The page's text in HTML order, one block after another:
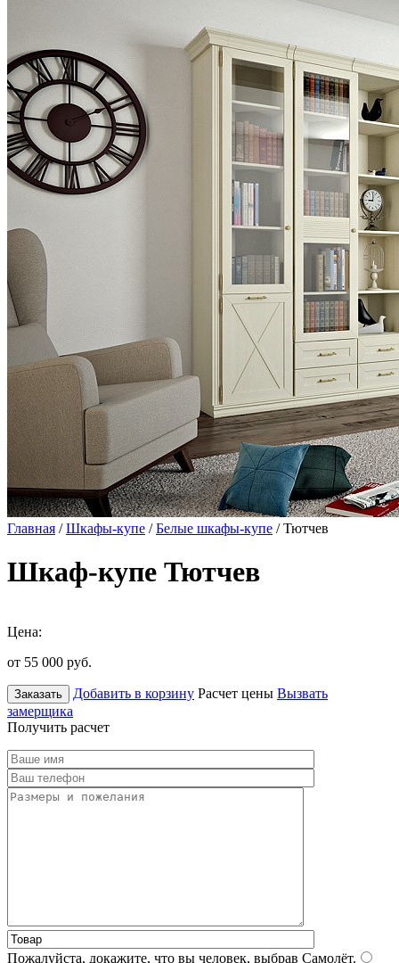
Главная /Шкафы-купе /Белые шкафы-купе / Тютчев
Шкаф-купе Тютчев
Цена:
от 55 000 руб.
Заказать Добавить в корзину Расчет цены Вызвать
замерщика
Получить расчет
Пожалуйста, докажите, что вы человек, выбрав Самолёт.